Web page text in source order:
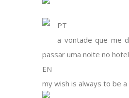
PT
a vontade que me
passar uma noite no
EN
my wish is always to be